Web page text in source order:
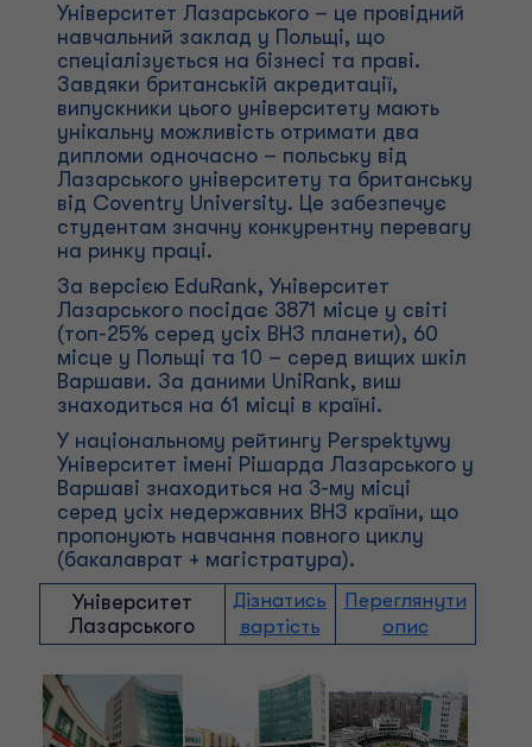
Університет Лазарського – це провідний
навчальний заклад у Польщі, що
спеціалізується на бізнесі та праві.
Завдяки британській акредитації,
випускники цього університету мають
унікальну можливість отримати два
дипломи одночасно – польську від
Лазарського університету та британську
від Coventry University. Це забезпечує
студентам значну конкурентну перевагу
на ринку праці.
За версією EduRank, Університет
Лазарського посідає 3871 місце у світі
(топ-25% серед усіх ВНЗ планети), 60
місце у Польщі та 10 – серед вищих шкіл
Варшави. За даними UniRank, виш
знаходиться на 61 місці в країні.
У національному рейтингу Perspektywy
Університет імені Рішарда Лазарського у
Варшаві знаходиться на 3-му місці
серед усіх недержавних ВНЗ країни, що
пропонують навчання повного циклу
(бакалаврат + магістратура).
Університет
Лазарського
Дізнатись
вартість
Переглянути
опис